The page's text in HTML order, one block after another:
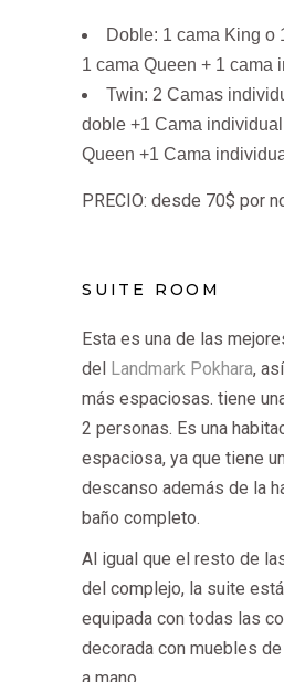
Doble: 1 cama King o
1 cama Queen + 1 cama
Twin: 2 Camas
doble +1 Cama
Queen +1 Cama
PRECIO: desde 70$ por
SUITE ROOM
Esta es una de las
del Landmark Pokhara,
más espaciosas. tiene
2 personas. Es una
espaciosa, ya que tiene
descanso además de la
baño completo.
Al igual que el resto de
del complejo, la suite
equipada con todas las
decorada con muebles